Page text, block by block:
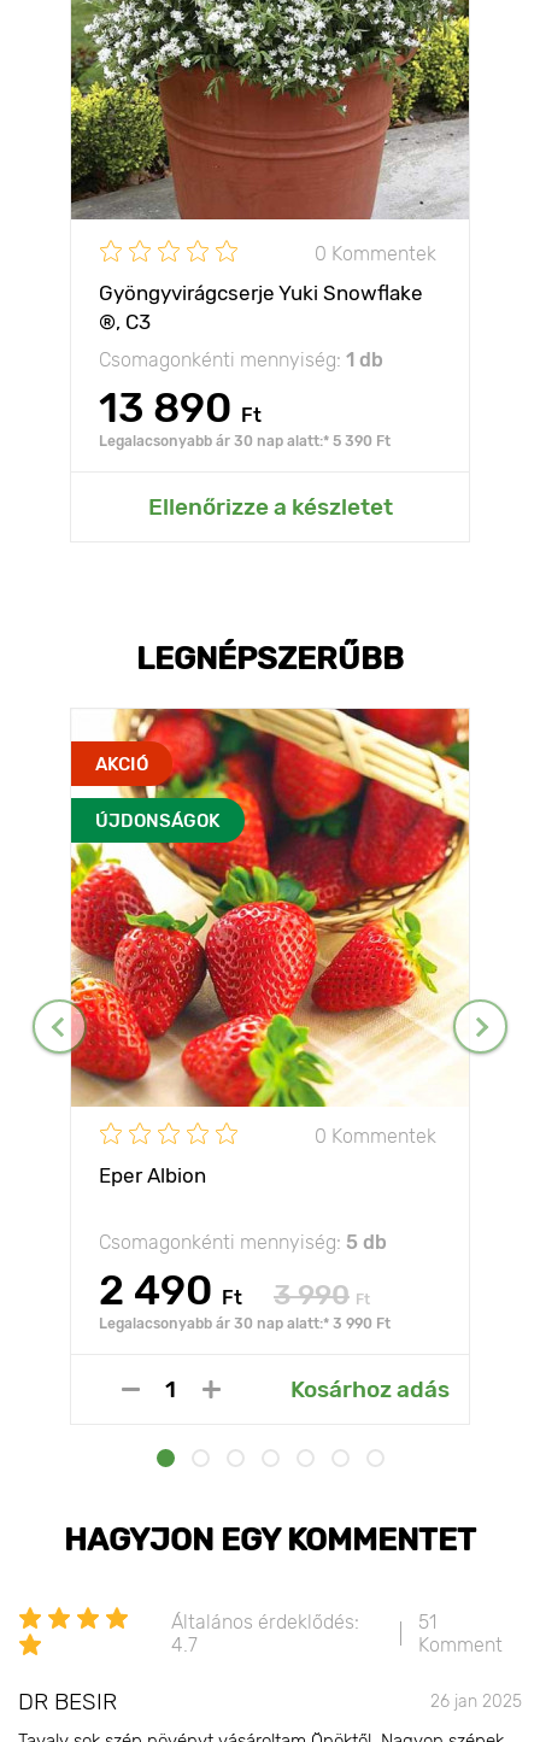
0 Kommentek
Gyöngyvirágcserje Yuki Snowflake
®, C3
Csomagonkénti mennyiség: 1 db
13 890 Ft
Legalacsonyabb ár 30 nap alatt:* 5 390 Ft
Ellenőrizze a készletet
LEGNÉPSZERŰBB
AKCIÓ
ÚJDONSÁGOK
0 Kommentek
Eper Albion
Csomagonkénti mennyiség: 5 db
2 490 Ft 3 990 Ft
Legalacsonyabb ár 30 nap alatt:* 3 990 Ft
Kosárhoz adás
HAGYJON EGY KOMMENTET
Általános érdeklődés:
4.7
51
Komment
DR BESIR 26 jan 2025